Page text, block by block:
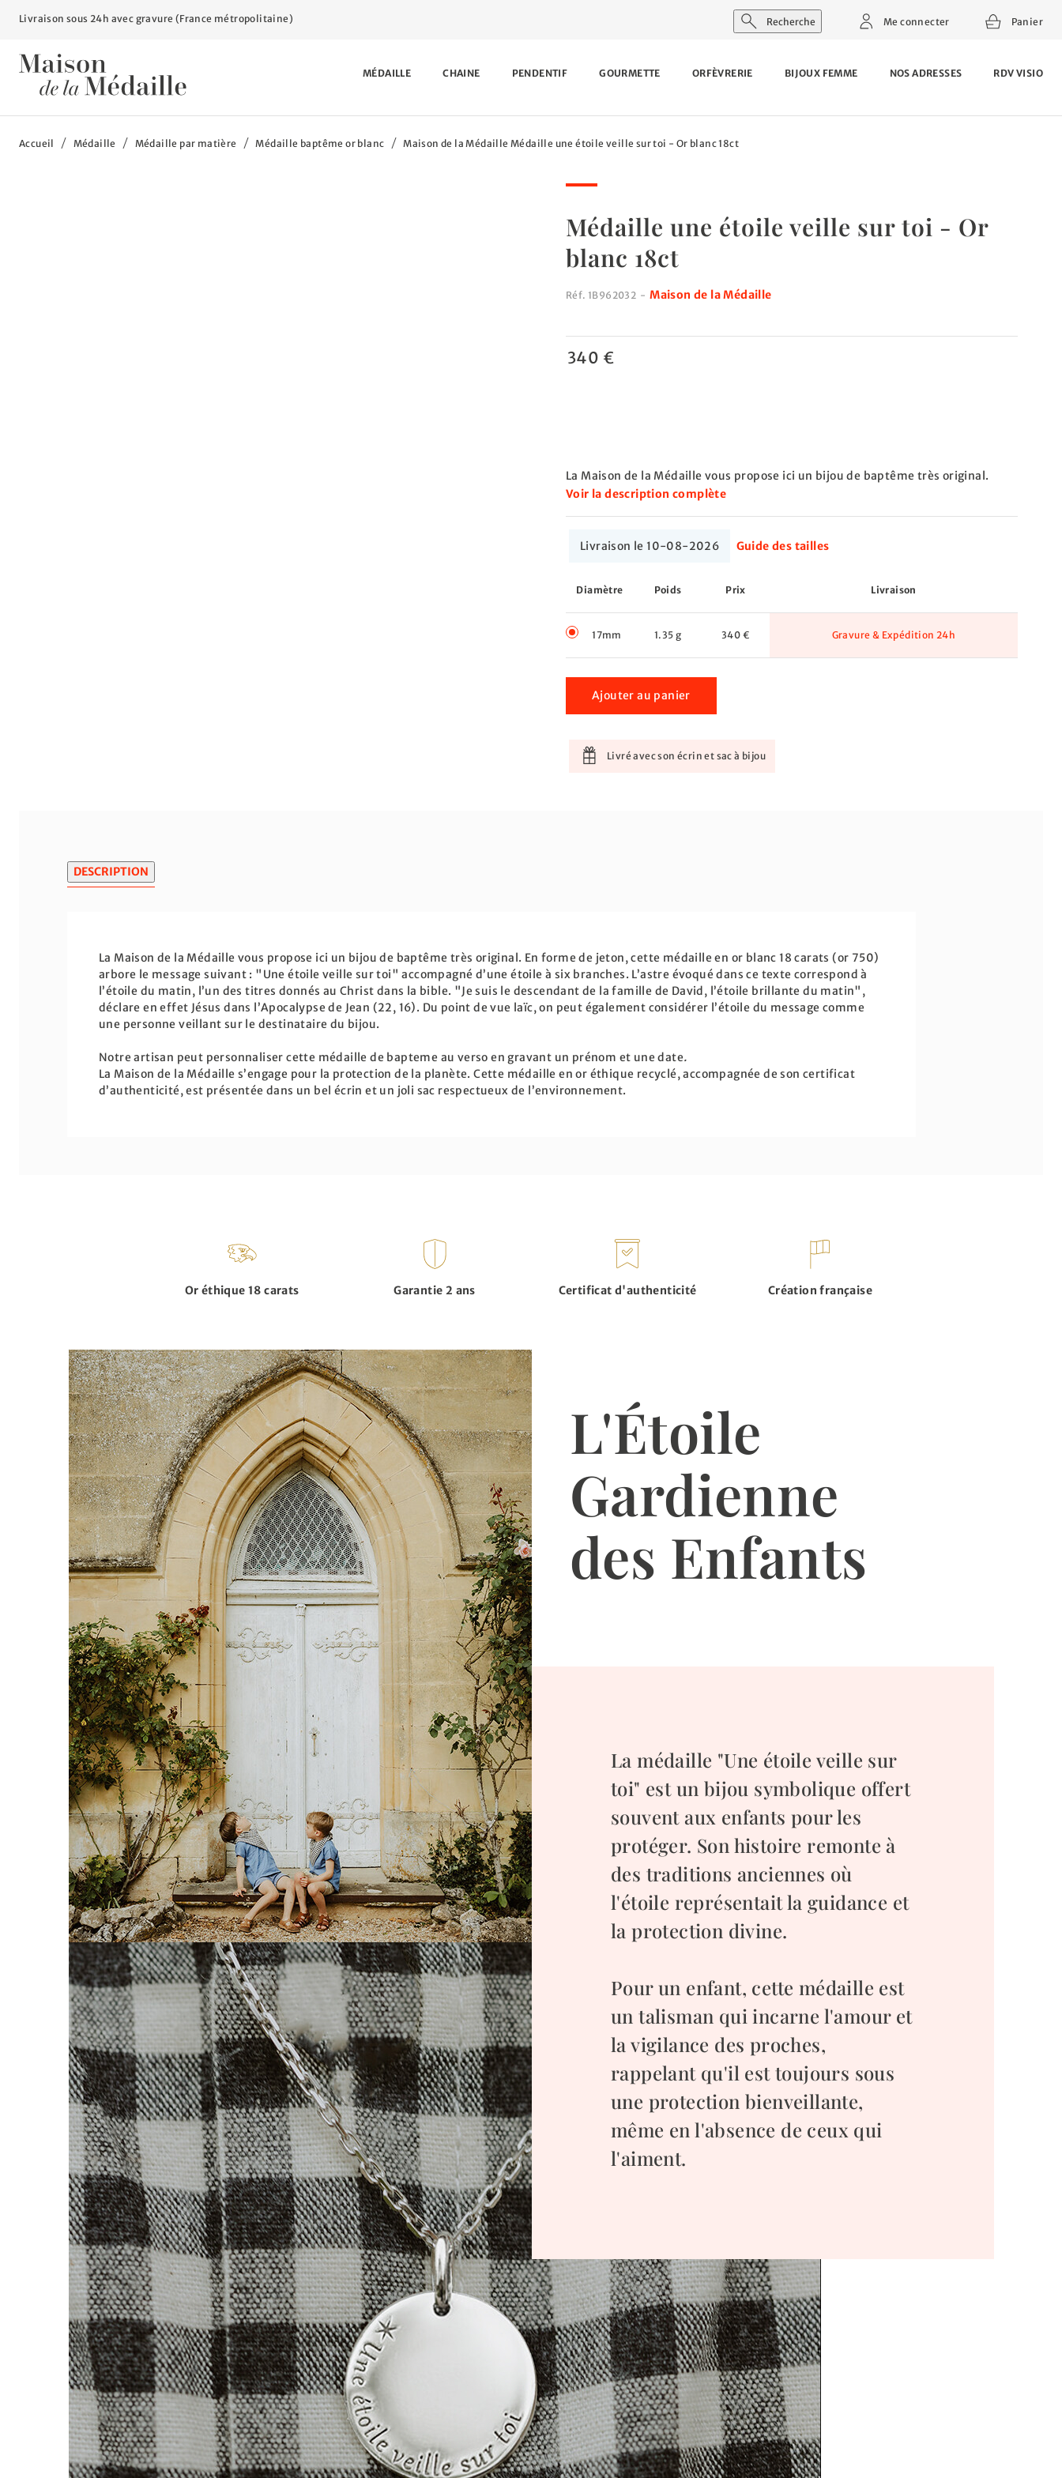
Livraison sous 24h avec gravure (France métropolitaine) Recherche Me connecter Panier
MÉDAILLE CHAINE PENDENTIF GOURMETTE ORFÈVRERIE BIJOUX FEMME NOS ADRESSES RDV VISIO
Vous êtes ici :
Accueil Médaille Médaille par matière Médaille baptême or blanc Maison de la Médaille Médaille une étoile veille sur toi - Or blanc 18ct
Médaille une étoile veille sur toi - Or
blanc 18ct
Réf. 1B962032 -Maison de la Médaille
340 €
La Maison de la Médaille vous propose ici un bijou de baptême très original.
Voir la description complète
Livraison le 10-08-2026 Guide des tailles
Diamètre Poids Prix Livraison
17mm 1.35 g 340 € Gravure & Expédition 24h
Ajouter au panier
Livré avec son écrin et sac à bijou
DESCRIPTION
La Maison de la Médaille vous propose ici un bijou de baptême très original. En forme de jeton, cette médaille en or blanc 18 carats (or 750)
arbore le message suivant : "Une étoile veille sur toi" accompagné d’une étoile à six branches. L’astre évoqué dans ce texte correspond à
l’étoile du matin, l’un des titres donnés au Christ dans la bible. "Je suis le descendant de la famille de David, l’étoile brillante du matin",
déclare en effet Jésus dans l’Apocalypse de Jean (22, 16). Du point de vue laïc, on peut également considérer l’étoile du message comme
une personne veillant sur le destinataire du bijou.
Notre artisan peut personnaliser cette médaille de bapteme au verso en gravant un prénom et une date.
La Maison de la Médaille s’engage pour la protection de la planète. Cette médaille en or éthique recyclé, accompagnée de son certificat
d’authenticité, est présentée dans un bel écrin et un joli sac respectueux de l’environnement.
Or éthique 18 carats Garantie 2 ans Certificat d'authenticité Création française
L'Étoile
Gardienne
des Enfants
La médaille "Une étoile veille sur
toi" est un bijou symbolique offert
souvent aux enfants pour les
protéger. Son histoire remonte à
des traditions anciennes où
l'étoile représentait la guidance et
la protection divine.
Pour un enfant, cette médaille est
un talisman qui incarne l'amour et
la vigilance des proches,
rappelant qu'il est toujours sous
une protection bienveillante,
même en l'absence de ceux qui
l'aiment.